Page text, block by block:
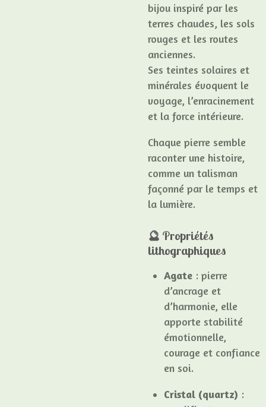
bijou inspiré par les
terres chaudes, les sols
rouges et les routes
anciennes.
Ses teintes solaires et
minérales évoquent le
voyage, l’enracinement
et la force intérieure.
Chaque pierre semble
raconter une histoire,
comme un talisman
façonné par le temps et
la lumière.
🔮 Propriétés
lithographiques
Agate: pierre
d’ancrage et
d’harmonie, elle
apporte stabilité
émotionnelle,
courage et confiance
en soi.
Cristal (quartz) :